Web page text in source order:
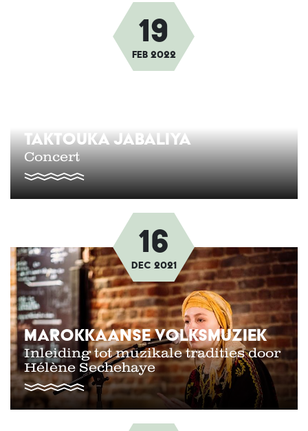
19
Feb 2022
TAKTOUKA JABALIYA
Concert
16
dec 2021
MAROKKAANSE VOLKSMUZIEK
Inleiding tot muzikale tradities door
Hélène Sechehaye
Afbeelding